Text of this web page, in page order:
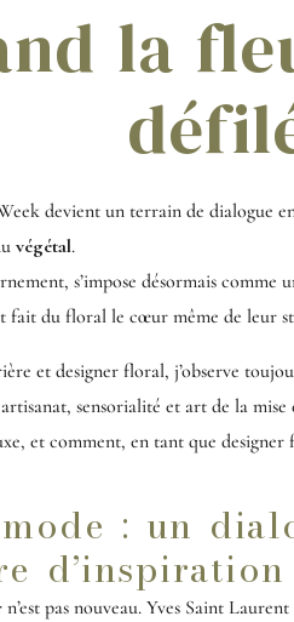
la
devient un terrain de dialogue
végétal.
s’impose désormais comme
fait du floral le cœur même de leur
et designer floral, j’observe
sensorialité et art de la
et comment, en tant que
: un
n’est pas nouveau. Yves Saint